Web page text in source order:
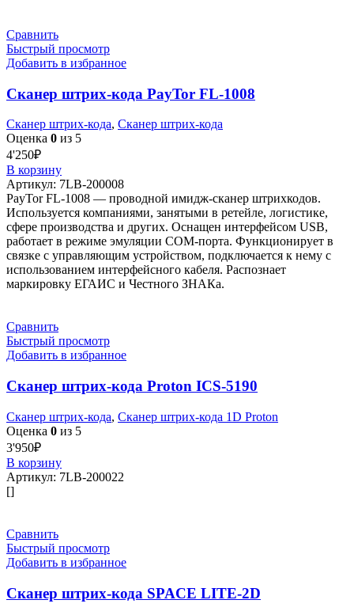
Сравнить
Быстрый просмотр
Добавить в избранное
Сканер штрих-кода PayTor FL-1008
Сканер штрих-кода, Сканер штрих-кода
Оценка 0 из 5
4'250₽
В корзину
Артикул: 7LB-200008
PayTor FL-1008 — проводной имидж-сканер штрихкодов.
Используется компаниями, занятыми в ретейле, логистике,
сфере производства и других. Оснащен интерфейсом USB,
работает в режиме эмуляции COM-порта. Функционирует в
связке с управляющим устройством, подключается к нему с
использованием интерфейсного кабеля. Распознает
маркировку ЕГАИС и Честного ЗНАКа.
Сравнить
Быстрый просмотр
Добавить в избранное
Сканер штрих-кода Proton ICS-5190
Сканер штрих-кода, Сканер штрих-кода 1D Proton
Оценка 0 из 5
3'950₽
В корзину
Артикул: 7LB-200022
[]
Сравнить
Быстрый просмотр
Добавить в избранное
Сканер штрих-кода SPACE LITE-2D